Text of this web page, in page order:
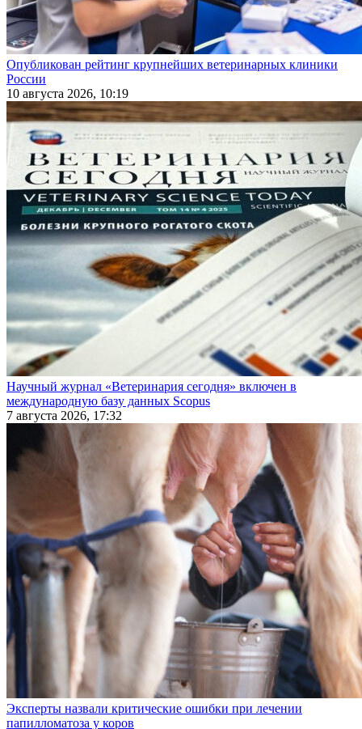
Опубликован рейтинг крупнейших ветеринарных клиники
России
10 августа 2026, 10:19
Научный журнал «Ветеринария сегодня» включен в
международную базу данных Scopus
7 августа 2026, 17:32
Эксперты назвали критические ошибки при лечении
папилломатоза у коров